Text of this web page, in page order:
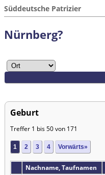
Süddeutsche Patrizier
Nürnberg?
Geburt
Treffer 1 bis 50 von 171
1 2 3 4 Vorwärts»
Nachname, Taufnamen